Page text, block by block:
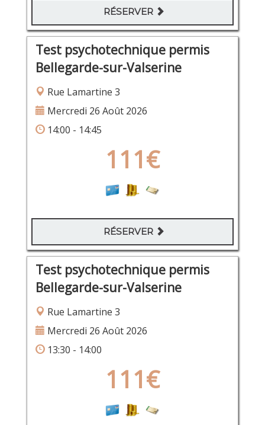
RÉSERVER
Test psychotechnique permis
Bellegarde-sur-Valserine
Rue Lamartine 3
Mercredi 26 Août 2026
14:00 - 14:45
111€
RÉSERVER
Test psychotechnique permis
Bellegarde-sur-Valserine
Rue Lamartine 3
Mercredi 26 Août 2026
13:30 - 14:00
111€